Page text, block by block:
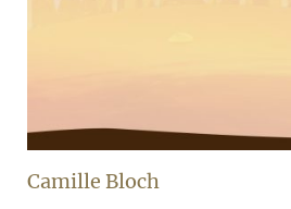
Camille Bloch